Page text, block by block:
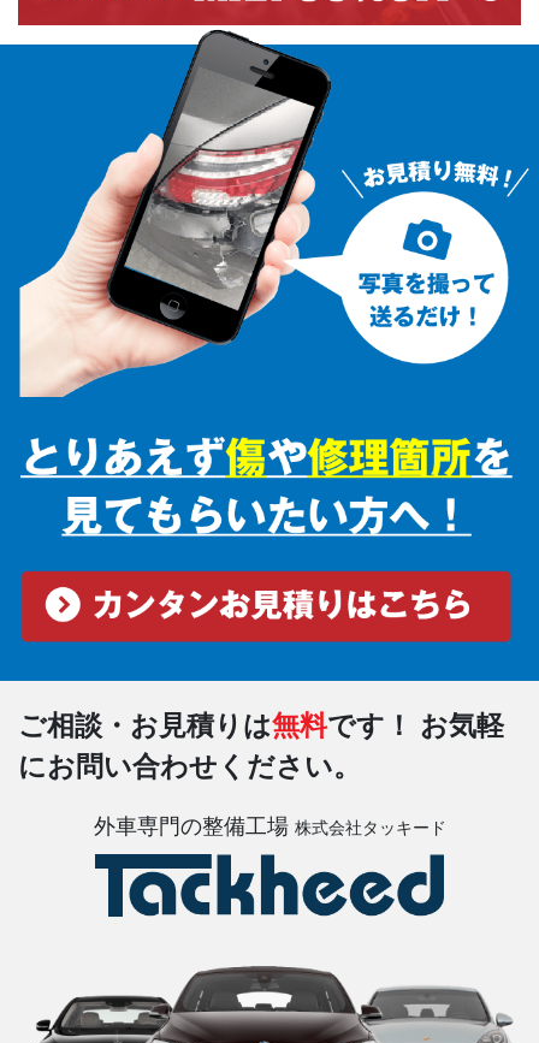
ご相談・お見積りは無料です！
お気軽
にお問い合わせください。
外車専門の整備工場 株式会社タッキード